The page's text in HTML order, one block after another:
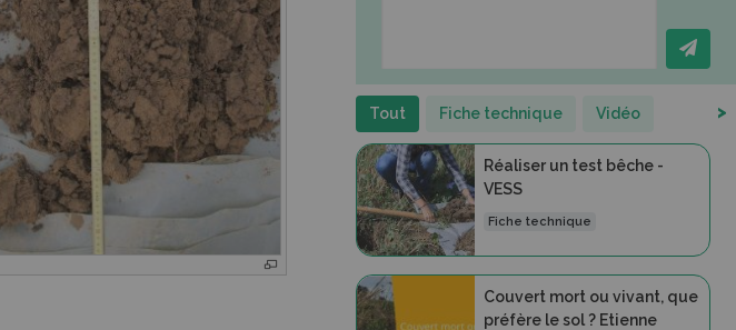
Tout Fiche technique Vidéo >
Réaliser un test bêche -
VESS
Fiche technique
Couvert mort ou vivant, que
préfère le sol ? Etienne